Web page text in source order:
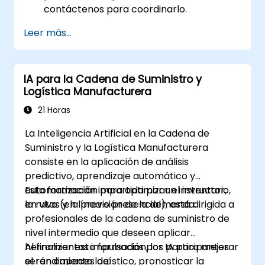
contáctenos para coordinarlo.
Leer más...
IA para la Cadena de Suministro y
Logística Manufacturera
21 Horas
La Inteligencia Artificial en la Cadena de
Suministro y la Logística Manufacturera
consiste en la aplicación de análisis
predictivo, aprendizaje automático y
automatización para optimizar el inventario,
la rutas y la previsión de la demanda.
Esta formación impartida por un instructor,
en vivo (en línea o presencial), está dirigida a
profesionales de la cadena de suministro de
nivel intermedio que deseen aplicar
herramientas impulsadas por IA para mejorar
el rendimiento logístico, pronosticar la
Al finalizar esta formación, los participantes
serán capaces de: